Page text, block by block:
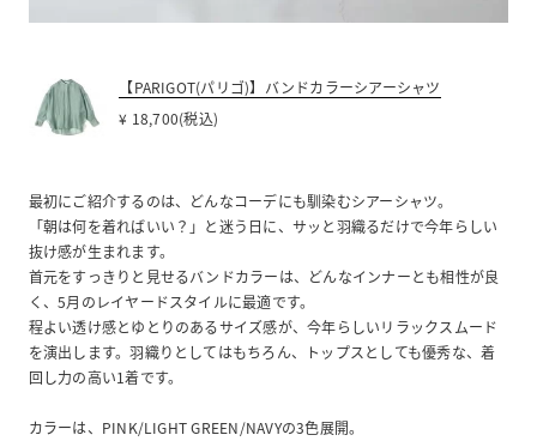
【PARIGOT(パリゴ)】バンドカラーシアーシャツ
¥ 18,700(税込)
最初にご紹介するのは、どんなコーデにも馴染むシアーシャツ。
「朝は何を着ればいい？」と迷う日に、サッと羽織るだけで今年らしい
抜け感が生まれます。
首元をすっきりと見せるバンドカラーは、どんなインナーとも相性が良
く、5月のレイヤードスタイルに最適です。
程よい透け感とゆとりのあるサイズ感が、今年らしいリラックスムード
を演出します。羽織りとしてはもちろん、トップスとしても優秀な、着
回し力の高い1着です。
カラーは、PINK/LIGHT GREEN/NAVYの3色展開。